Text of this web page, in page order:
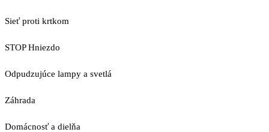
Sieť proti krtkom
STOP Hniezdo
Odpudzujúce lampy a svetlá
Záhrada
Domácnosť a dielňa